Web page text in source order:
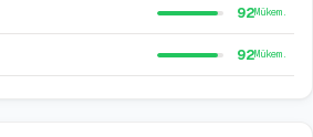
92Mükem.
92Mükem.